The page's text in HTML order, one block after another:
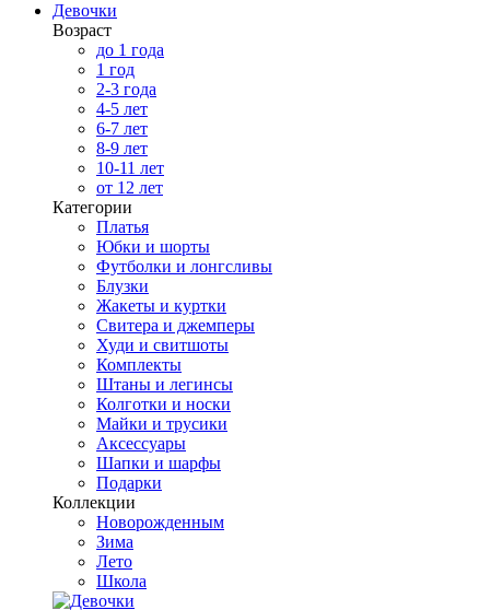
Девочки
Возраст
до 1 года
1 год
2-3 года
4-5 лет
6-7 лет
8-9 лет
10-11 лет
от 12 лет
Категории
Платья
Юбки и шорты
Футболки и лонгсливы
Блузки
Жакеты и куртки
Свитера и джемперы
Худи и свитшоты
Комплекты
Штаны и легинсы
Колготки и носки
Майки и трусики
Аксессуары
Шапки и шарфы
Подарки
Коллекции
Новорожденным
Зима
Лето
Школа